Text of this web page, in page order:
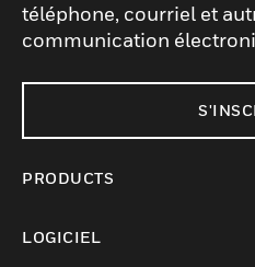
téléphone, courriel et
communication
PRODUCTS
LOGICIEL